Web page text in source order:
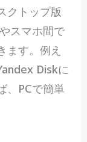
クトップ版
スマホ間で
ます。例え
Diskに
、PCで簡単